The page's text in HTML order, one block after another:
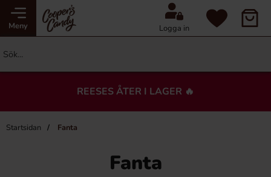
Meny Logga in
REESES ÅTER I LAGER 🔥
Startsidan Fanta
Fanta